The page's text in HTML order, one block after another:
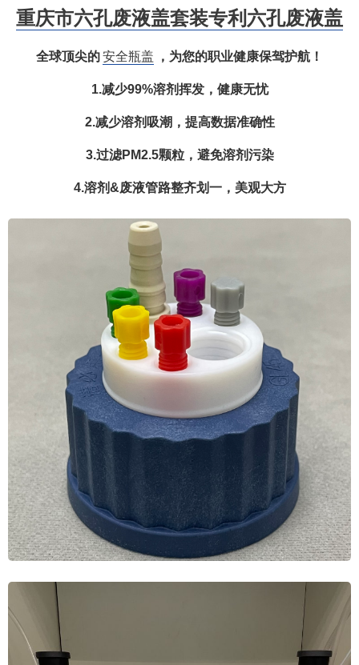
重庆市六孔废液盖套装专利六孔废液盖
全球顶尖的安全瓶盖 ，为您的职业健康保驾护航！
1.减少99%溶剂挥发，健康无忧
2.减少溶剂吸潮，提高数据准确性
3.过滤PM2.5颗粒，避免溶剂污染
4.溶剂&废液管路整齐划一，美观大方